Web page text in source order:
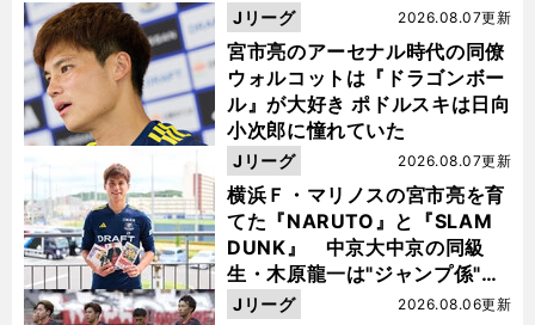
宮市亮のアーセナル時代の同僚
ウォルコットは『ドラゴンボー
ル』が大好き ポドルスキは日向
小次郎に憧れていた
2026.08.07更新
Jリーグ
横浜Ｆ・マリノスの宮市亮を育
てた『NARUTO』と『SLAM
DUNK』 中京大中京の同級
生・木原龍一は"ジャンプ係"だ
った
2026.08.07更新
Jリーグ
2026.08.06更新
Jリーグ